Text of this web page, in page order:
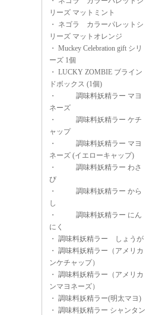
リーズ マットミント
・ ネゴラ カラーパレットシ
リーズ マットオレンジ
・ Muckey Celebration gift シリ
ーズ 1個
・ LUCKY ZOMBIE ブライン
ドボックス (1個)
・
調味料妖精ラー マヨ
ネーズ
・
調味料妖精ラー ケチ
ャップ
・
調味料妖精ラー マヨ
ネーズ (イエローキャップ)
・
調味料妖精ラー わさ
び
・
調味料妖精ラー から
し
・
調味料妖精ラー にん
にく
・ 調味料妖精ラー しょうが
・ 調味料妖精ラー（アメリカ
ンケチャップ）
・ 調味料妖精ラー（アメリカ
ンマヨネーズ）
・ 調味料妖精ラー(明太マヨ)
・ 調味料妖精ラー シャンタン